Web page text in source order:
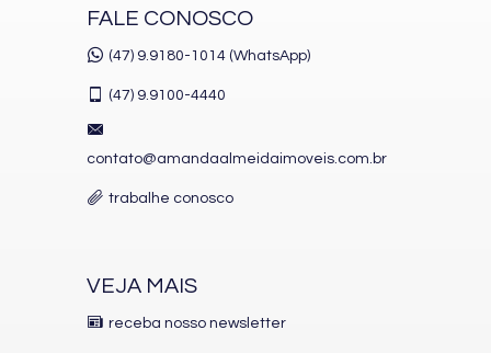
FALE CONOSCO
(47) 9.9180-1014 (WhatsApp)
(47) 9.9100-4440
contato@amandaalmeidaimoveis.com.br
trabalhe conosco
VEJA MAIS
receba nosso newsletter